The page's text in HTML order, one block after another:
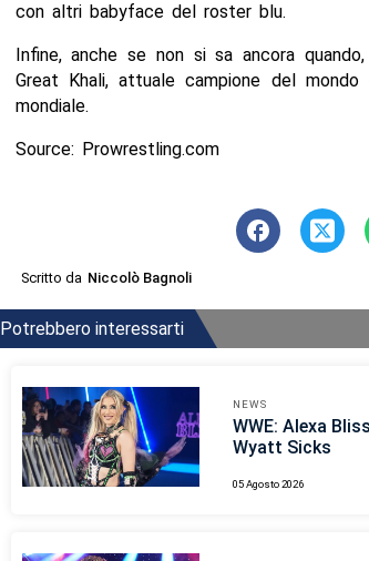
con altri babyface del roster blu.
Infine, anche se non si sa ancora
Great Khali, attuale campione del
mondiale.
Source: Prowrestling.com
Scritto da Niccolò Bagnoli
Potrebbero interessarti
NEWS
WWE: Alexa
Wyatt Sicks
05 Agosto 2026